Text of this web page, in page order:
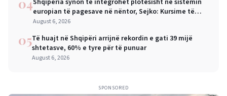
04Shqipëria synon të integrohet plotësisht në sistemin
europian të pagesave në nëntor, Sejko: Kursime të
mëdha për qytetarët dhe bizneset
August 6, 2026
05Të huajt në Shqipëri arrijnë rekordin e gati 39 mijë
shtetasve, 60% e tyre për të punuar
August 6, 2026
SPONSORED